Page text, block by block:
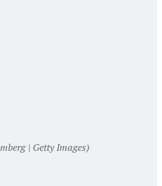
| Getty Images)